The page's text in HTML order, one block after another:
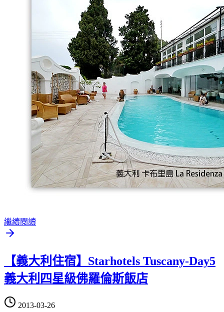
繼續閱讀
【義大利住宿】Starhotels Tuscany-Day5
義大利四星級佛羅倫斯飯店
2013-03-26